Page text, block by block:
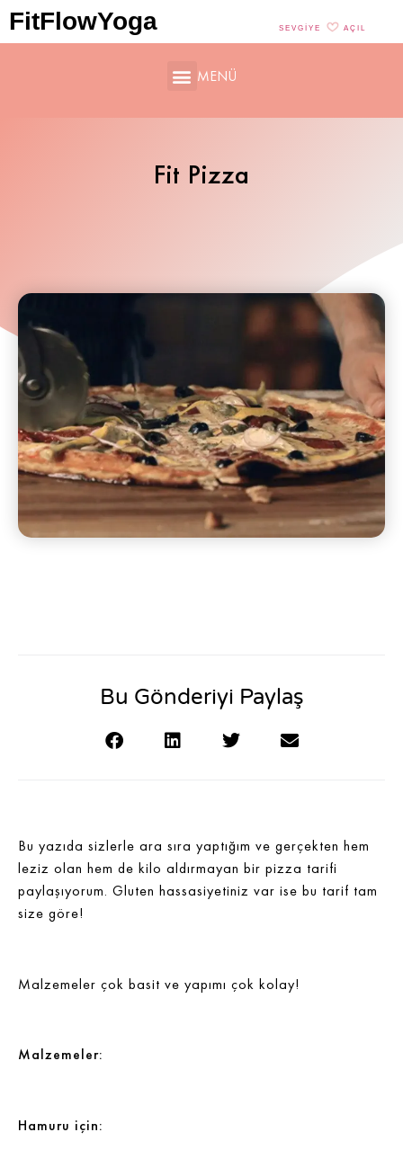
FitFlowYoga SEVGIYE AÇIL
MENÜ
Fit Pizza
Bu Gönderiyi Paylaş
Bu yazıda sizlerle ara sıra yaptığım ve gerçekten hem
leziz olan hem de kilo aldırmayan bir pizza tarifi
paylaşıyorum. Gluten hassasiyetiniz var ise bu tarif tam
size göre!
Malzemeler çok basit ve yapımı çok kolay!
Malzemeler:
Hamuru için: